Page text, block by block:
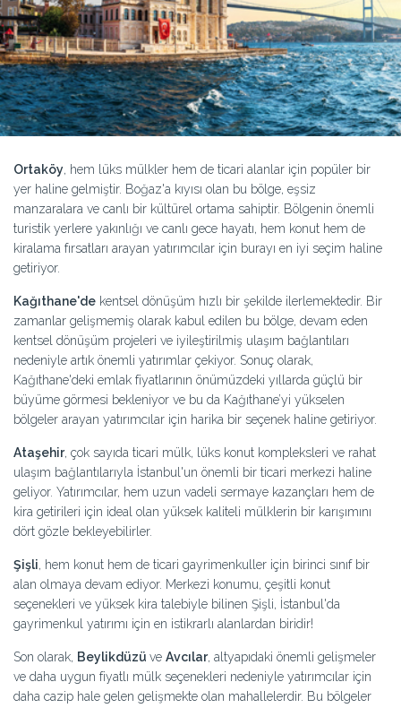
Ortaköy, hem lüks mülkler hem de ticari alanlar için popüler bir
yer haline gelmiştir. Boğaz'a kıyısı olan bu bölge, eşsiz
manzaralara ve canlı bir kültürel ortama sahiptir. Bölgenin önemli
turistik yerlere yakınlığı ve canlı gece hayatı, hem konut hem de
kiralama fırsatları arayan yatırımcılar için burayı en iyi seçim haline
getiriyor.
Kağıthane'de kentsel dönüşüm hızlı bir şekilde ilerlemektedir. Bir
zamanlar gelişmemiş olarak kabul edilen bu bölge, devam eden
kentsel dönüşüm projeleri ve iyileştirilmiş ulaşım bağlantıları
nedeniyle artık önemli yatırımlar çekiyor. Sonuç olarak,
Kağıthane'deki emlak fiyatlarının önümüzdeki yıllarda güçlü bir
büyüme görmesi bekleniyor ve bu da Kağıthane’yi yükselen
bölgeler arayan yatırımcılar için harika bir seçenek haline getiriyor.
Ataşehir, çok sayıda ticari mülk, lüks konut kompleksleri ve rahat
ulaşım bağlantılarıyla İstanbul'un önemli bir ticari merkezi haline
geliyor. Yatırımcılar, hem uzun vadeli sermaye kazançları hem de
kira getirileri için ideal olan yüksek kaliteli mülklerin bir karışımını
dört gözle bekleyebilirler.
Şişli, hem konut hem de ticari gayrimenkuller için birinci sınıf bir
alan olmaya devam ediyor. Merkezi konumu, çeşitli konut
seçenekleri ve yüksek kira talebiyle bilinen Şişli, İstanbul'da
gayrimenkul yatırımı için en istikrarlı alanlardan biridir!
Son olarak, Beylikdüzü ve Avcılar, altyapıdaki önemli gelişmeler
ve daha uygun fiyatlı mülk seçenekleri nedeniyle yatırımcılar için
daha cazip hale gelen gelişmekte olan mahallelerdir. Bu bölgeler